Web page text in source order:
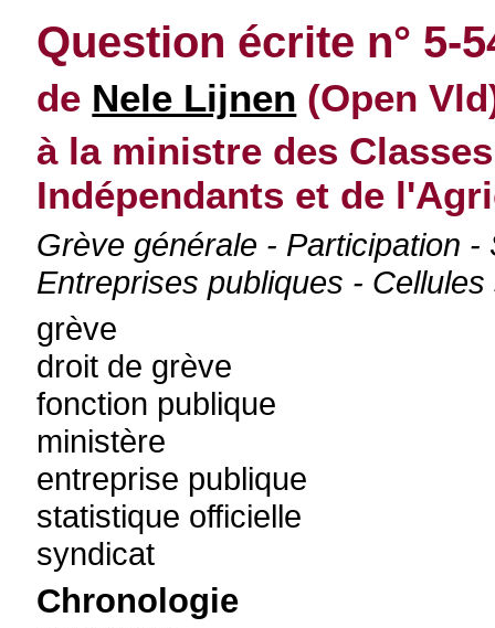
Question écrite n° 5-
de Nele Lijnen (Open
à la ministre des
Indépendants et de
Grève générale - Participation
Entreprises publiques -
grève
droit de grève
fonction publique
ministère
entreprise publique
statistique officielle
syndicat
Chronologie